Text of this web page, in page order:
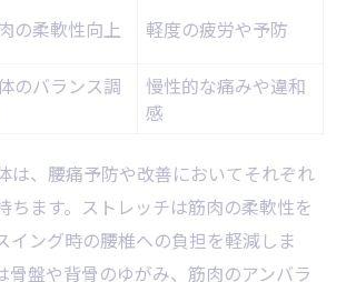
の柔軟性向上 軽度の疲労や予防
のバランス調
慢性的な痛みや違和
感
は、腰痛予防や改善においてそれぞれ
ちます。ストレッチは筋肉の柔軟性を
イング時の腰椎への負担を軽減しま
骨盤や背骨のゆがみ、筋肉のアンバラ